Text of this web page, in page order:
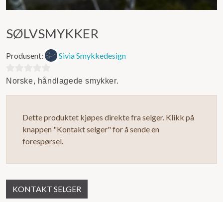
SØLVSMYKKER
Produsent: Sivia Smykkedesign
0
Norske, håndlagede smykker.
Dette produktet kjøpes direkte fra selger. Klikk på
knappen "Kontakt selger" for å sende en
forespørsel.
KONTAKT SELGER